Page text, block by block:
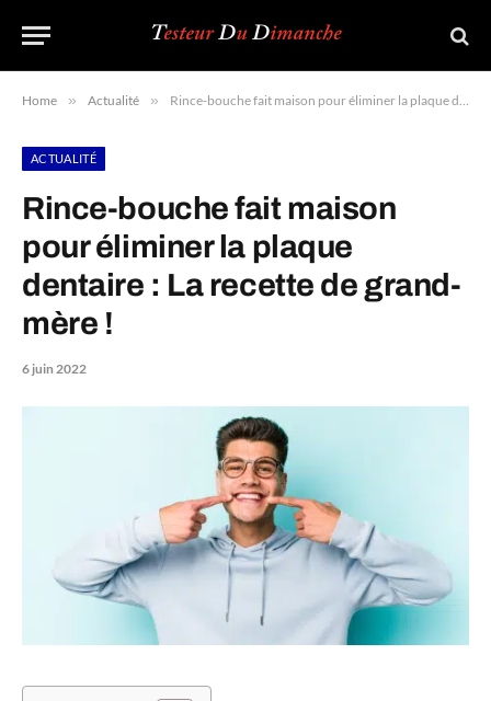
Home » Actualité » Rince-bouche fait maison pour éliminer la plaque dentaire : La recette de grand-mère !
ACTUALITÉ
Rince-bouche fait maison
pour éliminer la plaque
dentaire : La recette de grand-
mère !
6 juin 2022